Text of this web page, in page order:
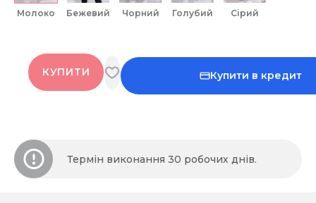
молоко бежевий чорний голубий сірий
КУПИТИ Купити в кредит
Термін виконання 30 робочих днів.